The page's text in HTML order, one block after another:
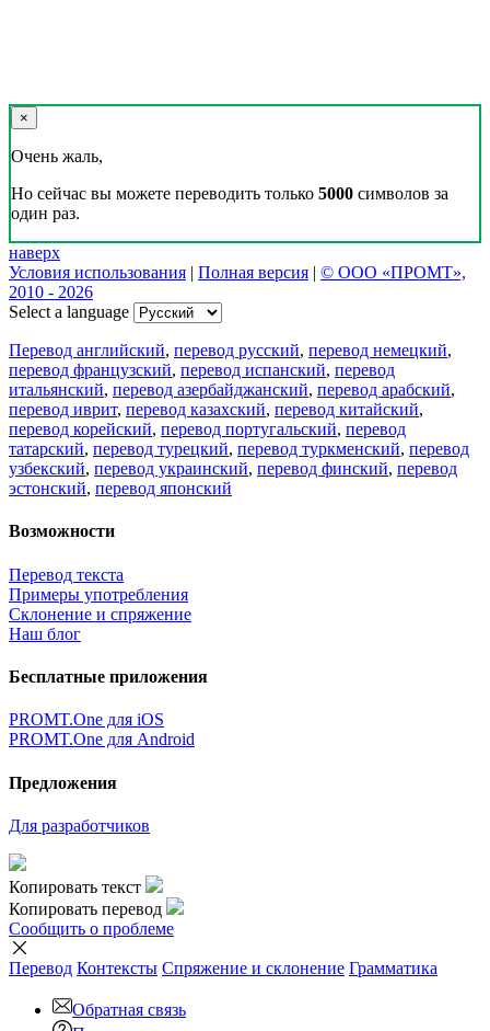
×
Очень жаль,
Но сейчас вы можете переводить только 5000 символов за
один раз.
наверх
Условия использования | Полная версия | © ООО «ПРОМТ»,
2010 - 2026
Select a language
Перевод английский, перевод русский, перевод немецкий,
перевод французский, перевод испанский, перевод
итальянский, перевод азербайджанский, перевод арабский,
перевод иврит, перевод казахский, перевод китайский,
перевод корейский, перевод португальский, перевод
татарский, перевод турецкий, перевод туркменский, перевод
узбекский, перевод украинский, перевод финский, перевод
эстонский, перевод японский
Возможности
Перевод текста
Примеры употребления
Склонение и спряжение
Наш блог
Бесплатные приложения
PROMT.One для iOS
PROMT.One для Android
Предложения
Для разработчиков
Копировать текст
Копировать перевод
Сообщить о проблеме
Перевод Контексты Спряжение и склонение Грамматика
Обратная связь